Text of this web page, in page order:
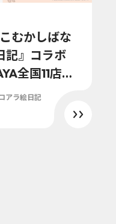
むかしばな
記』コラボ
全国11店舗
5日(金)展
ろしビジュ
アラ絵日記